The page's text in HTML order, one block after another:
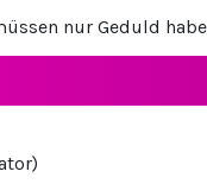
nur Geduld